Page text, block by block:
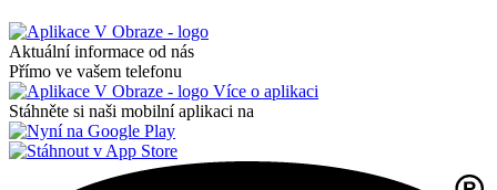
Aktuální informace od nás
Přímo ve vašem telefonu
Více o aplikaci
Stáhněte si naši mobilní aplikaci na